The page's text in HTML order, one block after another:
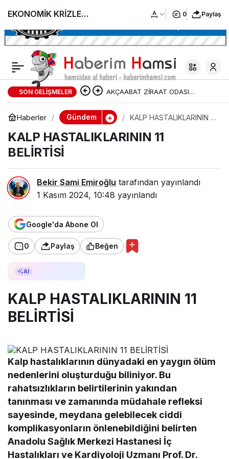
SON GELIŞMELER AKÇAABAT ZİRAAT ODASI
BAŞKANLIĞINDAN FINDIK
ÜRETİCİLERİNE AĞUSTOS AYI İÇİN
Haberler Gündem
KALP HASTALIKLARININ 11
KALP HASTALIKLARININ 11
BELİRTİSİ
Bekir Sami Emiroğlu tarafından yayınlandı
1 Kasım 2024, 10:48 yayınlandı
Google'da Abone Ol
0 Paylaş Beğen
AI
KALP HASTALIKLARININ 11
BELİRTİSİ
Kalp hastalıklarının dünyadaki en yaygın ölüm
nedenlerini oluşturduğu biliniyor. Bu
rahatsızlıkların belirtilerinin yakından
tanınması ve zamanında müdahale refleksi
sayesinde, meydana gelebilecek ciddi
komplikasyonların önlenebildiğini belirten
Anadolu Sağlık Merkezi Hastanesi İç
Hastalıkları ve Kardiyoloji Uzmanı Prof. Dr.
EKONOMİK KRİZLE
MÜCADELEDE HEP
BİRLİKTE SESİMİZİ
YÜKSELTELİM!
0 Paylaş